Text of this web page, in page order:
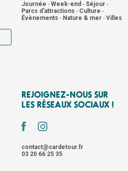
Journée - Week-end - Séjour -
Parcs d'attractions - Culture -
Évènements - Nature & mer - Villes
REJOIGNEZ-NOUS SUR
LES RÉSEAUX SOCIAUX !
contact@cardetour.fr
03 20 66 25 35